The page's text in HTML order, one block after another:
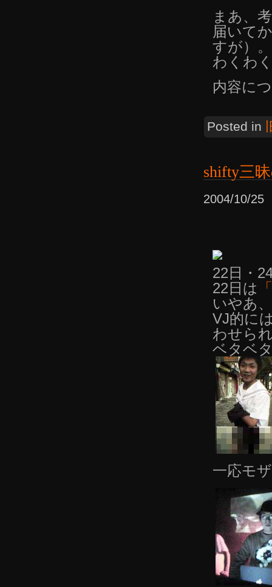
まあ、
届いて
すが）。
わくわ
内容に
Posted in
shifty三
2004/10/
22日・
22日は
いやあ
VJ的に
わせら
ベタベ
一応モ